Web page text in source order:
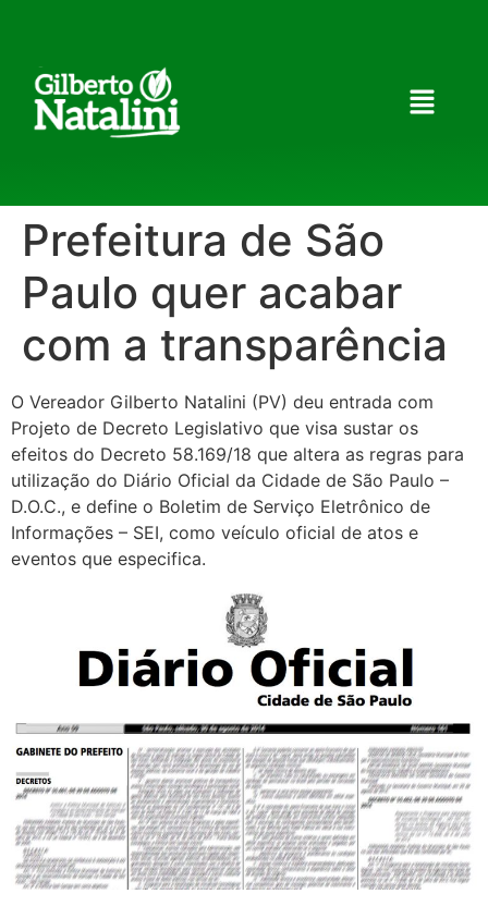
Prefeitura de São
Paulo quer acabar
com a transparência
O Vereador Gilberto Natalini (PV) deu entrada com
Projeto de Decreto Legislativo que visa sustar os
efeitos do Decreto 58.169/18 que altera as regras para
utilização do Diário Oficial da Cidade de São Paulo –
D.O.C., e define o Boletim de Serviço Eletrônico de
Informações – SEI, como veículo oficial de atos e
eventos que especifica.